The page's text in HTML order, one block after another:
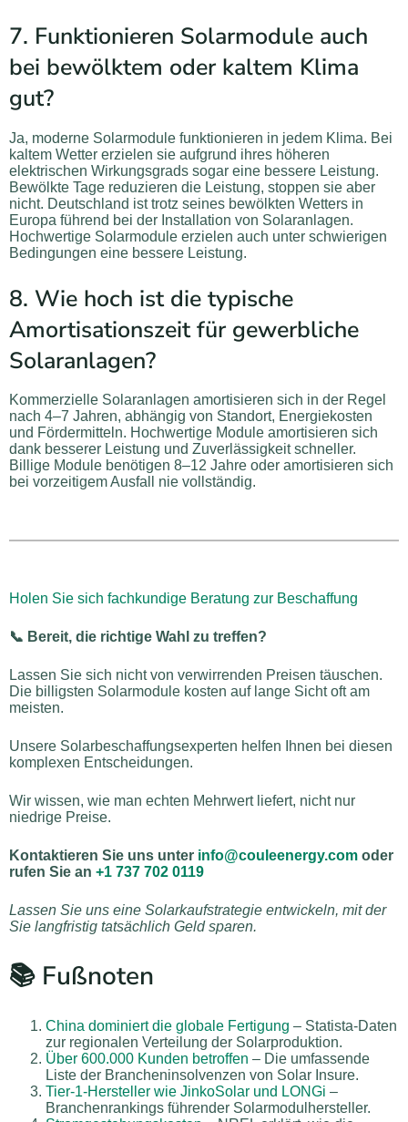
7. Funktionieren Solarmodule auch
bei bewölktem oder kaltem Klima
gut?
Ja, moderne Solarmodule funktionieren in jedem Klima. Bei
kaltem Wetter erzielen sie aufgrund ihres höheren
elektrischen Wirkungsgrads sogar eine bessere Leistung.
Bewölkte Tage reduzieren die Leistung, stoppen sie aber
nicht. Deutschland ist trotz seines bewölkten Wetters in
Europa führend bei der Installation von Solaranlagen.
Hochwertige Solarmodule erzielen auch unter schwierigen
Bedingungen eine bessere Leistung.
8. Wie hoch ist die typische
Amortisationszeit für gewerbliche
Solaranlagen?
Kommerzielle Solaranlagen amortisieren sich in der Regel
nach 4–7 Jahren, abhängig von Standort, Energiekosten
und Fördermitteln. Hochwertige Module amortisieren sich
dank besserer Leistung und Zuverlässigkeit schneller.
Billige Module benötigen 8–12 Jahre oder amortisieren sich
bei vorzeitigem Ausfall nie vollständig.
Holen Sie sich fachkundige Beratung zur Beschaffung
📞 Bereit, die richtige Wahl zu treffen?
Lassen Sie sich nicht von verwirrenden Preisen täuschen.
Die billigsten Solarmodule kosten auf lange Sicht oft am
meisten.
Unsere Solarbeschaffungsexperten helfen Ihnen bei diesen
komplexen Entscheidungen.
Wir wissen, wie man echten Mehrwert liefert, nicht nur
niedrige Preise.
Kontaktieren Sie uns unter info@couleenergy.com oder
rufen Sie an +1 737 702 0119
Lassen Sie uns eine Solarkaufstrategie entwickeln, mit der
Sie langfristig tatsächlich Geld sparen.
📚 Fußnoten
China dominiert die globale Fertigung – Statista-Daten
zur regionalen Verteilung der Solarproduktion.
Über 600.000 Kunden betroffen – Die umfassende
Liste der Brancheninsolvenzen von Solar Insure.
Tier-1-Hersteller wie JinkoSolar und LONGi –
Branchenrankings führender Solarmodulhersteller.